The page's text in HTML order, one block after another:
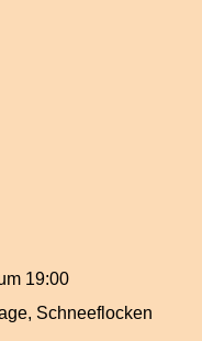
19:00
Schneeflocken